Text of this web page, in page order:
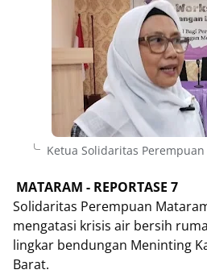
Ketua Solidaritas
MATARAM - REPORTASE 7
Solidaritas Perempuan
mengatasi krisis air bersih
lingkar bendungan Meninting
Barat.